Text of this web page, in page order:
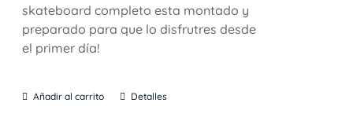
skateboard completo esta montado y
preparado para que lo disfrutres desde
el primer día!
Añadir al carrito Detalles